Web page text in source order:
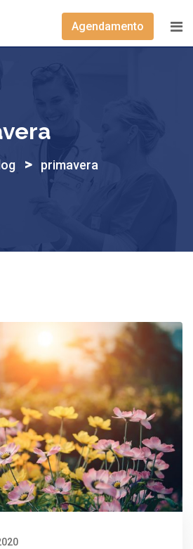
Agendamento
> primavera